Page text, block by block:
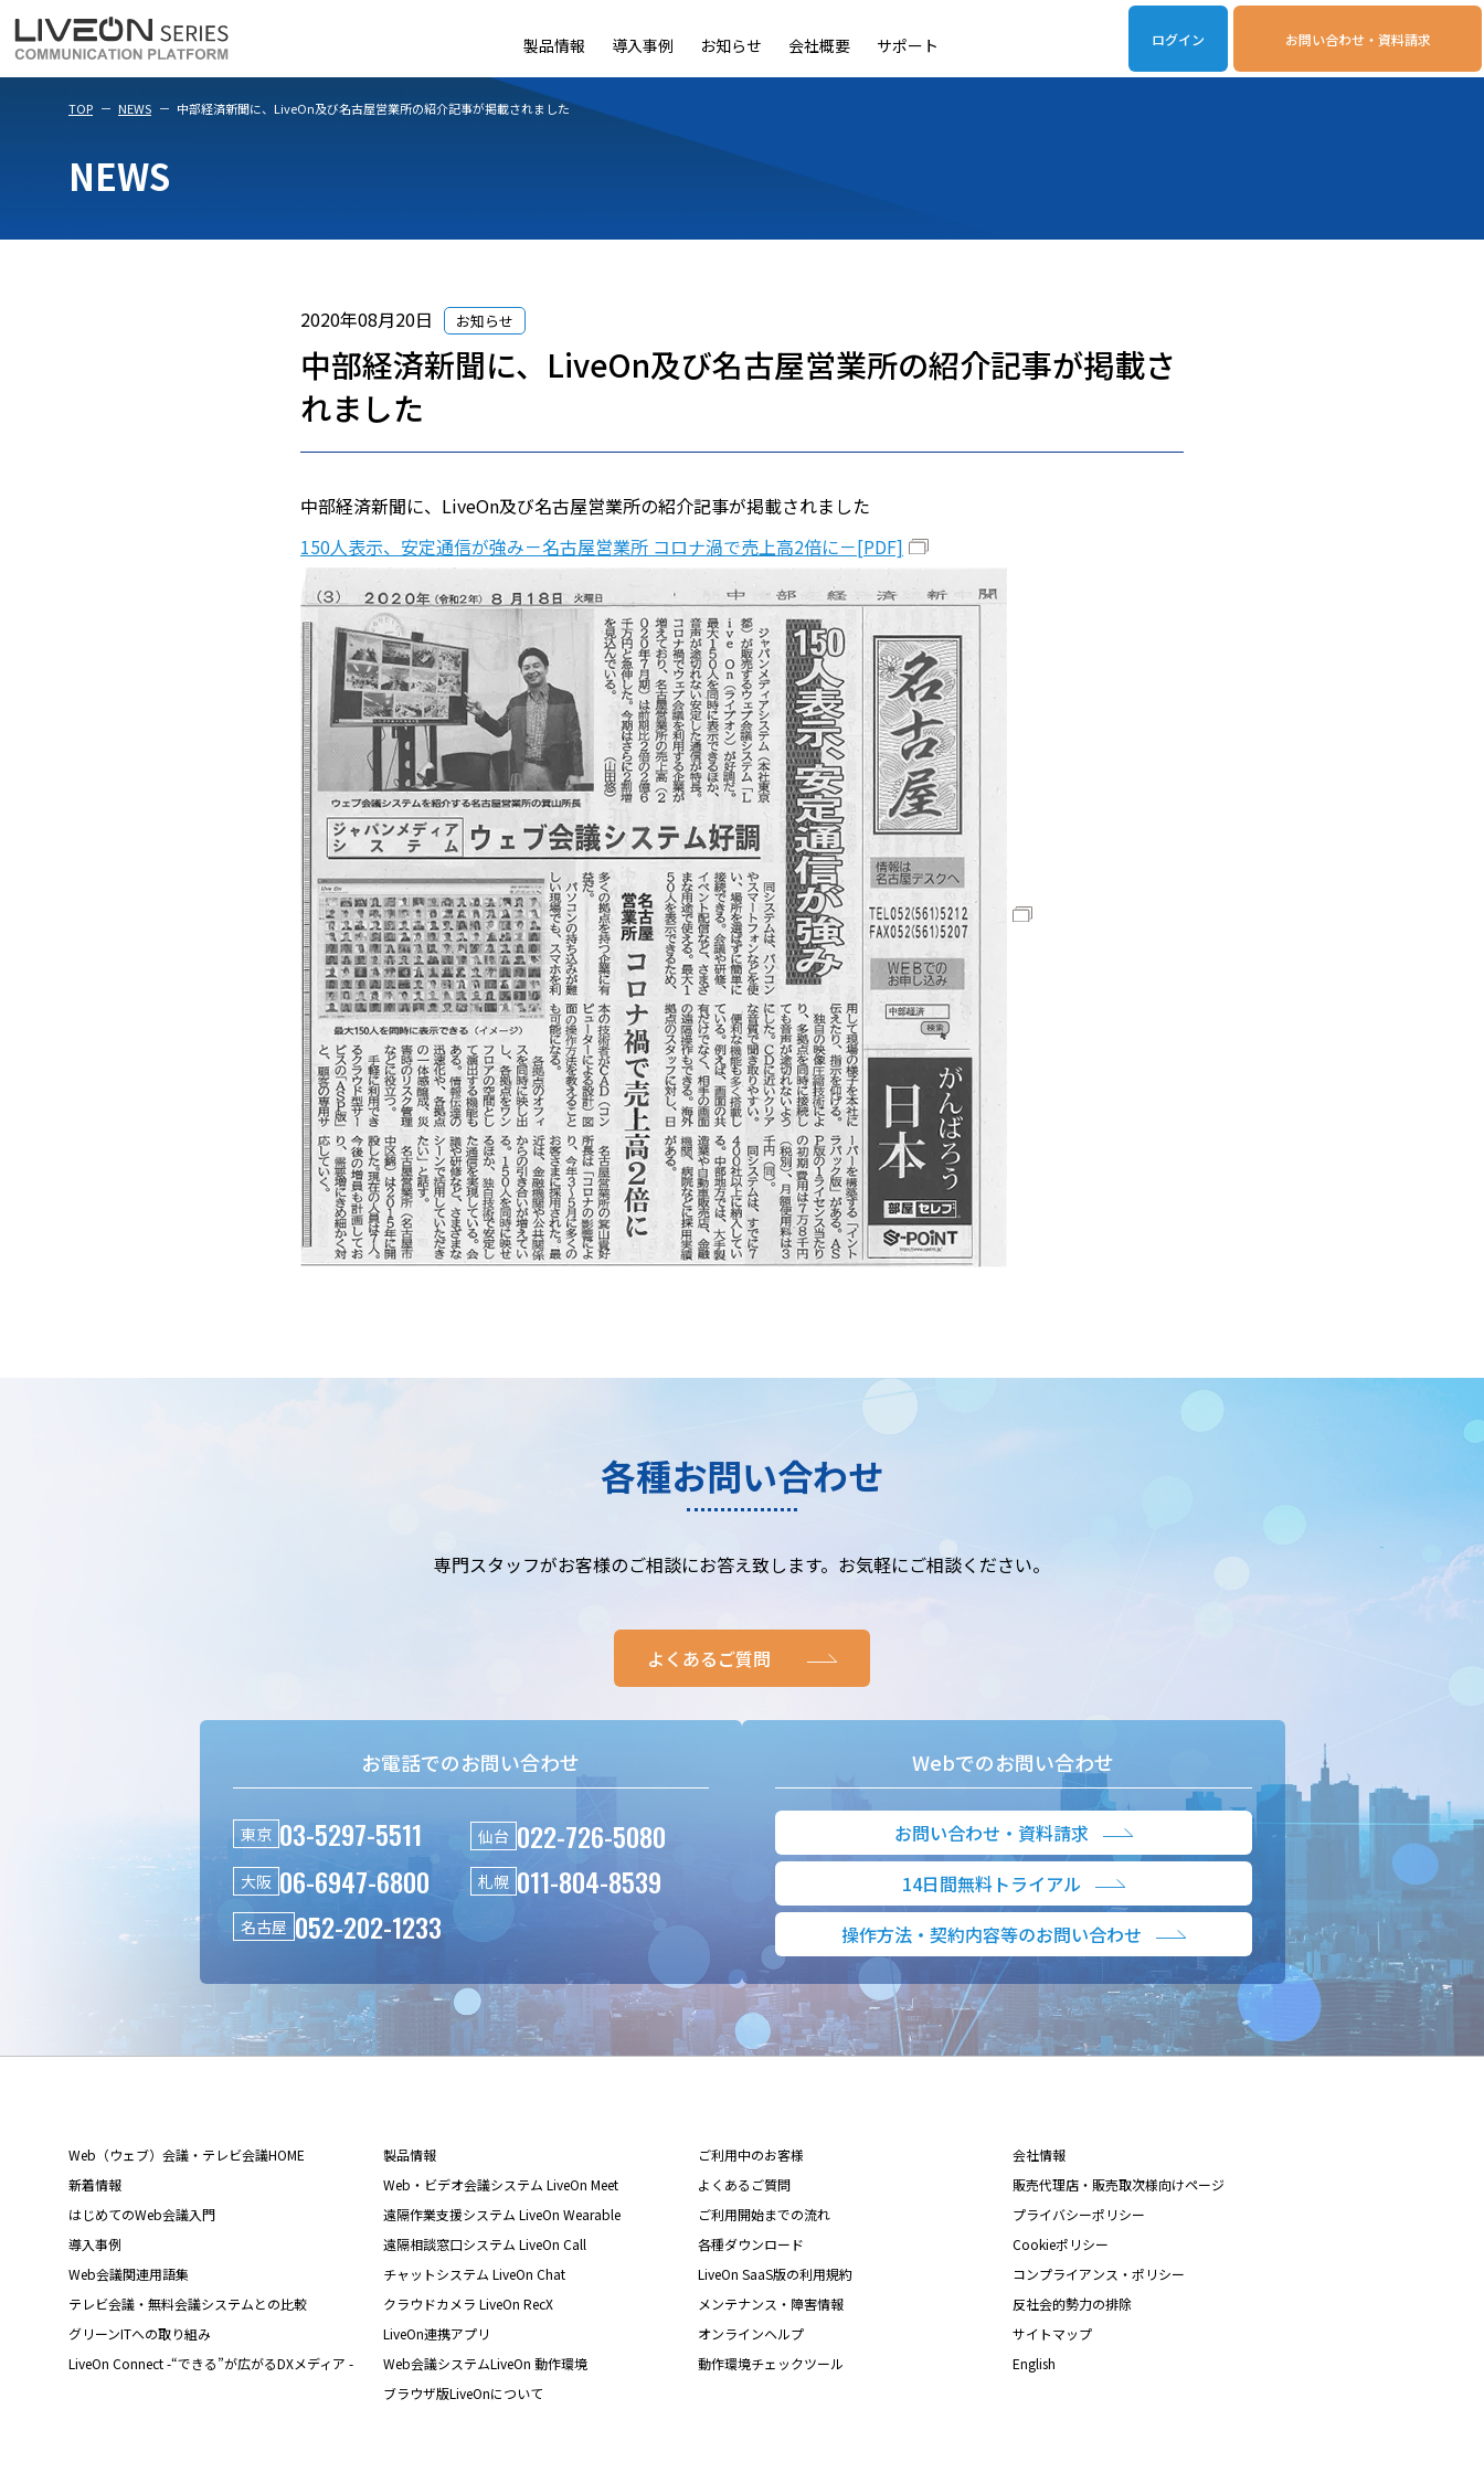
ログイン お問い合わせ・資料請求
製品情報
LiveOn MeetLiveOn Wearable LiveOn Nano
導入事例 お知らせ 会社概要 サポート
TOP NEWS 中部経済新聞に、LiveOn及び名古屋営業所の紹介記事が掲載されました
NEWS
2020年08月20日 お知らせ
中部経済新聞に、LiveOn及び名古屋営業所の紹介記事が掲載さ
れました
中部経済新聞に、LiveOn及び名古屋営業所の紹介記事が掲載されました
150人表示、安定通信が強み－名古屋営業所 コロナ渦で売上高2倍に－[PDF]
各種お問い合わせ
専門スタッフがお客様のご相談にお答え致します。お気軽にご相談ください。
よくあるご質問
お電話でのお問い合わせ
東京 03-5297-5511 仙台 022-726-5080
大阪 06-6947-6800 札幌 011-804-8539
名古屋 052-202-1233
Webでのお問い合わせ
お問い合わせ・資料請求
14日間無料トライアル
操作方法・契約内容等のお問い合わせ
Web（ウェブ）会議・テレビ会議HOME
新着情報
はじめてのWeb会議入門
導入事例
Web会議関連用語集
テレビ会議・無料会議システムとの比較
グリーンITへの取り組み
LiveOn Connect -“できる”が広がるDXメディア -
製品情報
Web・ビデオ会議システム LiveOn Meet
遠隔作業支援システム LiveOn Wearable
遠隔相談窓口システム LiveOn Call
チャットシステム LiveOn Chat
クラウドカメラ LiveOn RecX
LiveOn連携アプリ
Web会議システムLiveOn 動作環境
ブラウザ版LiveOnについて
ご利用中のお客様
よくあるご質問
ご利用開始までの流れ
各種ダウンロード
LiveOn SaaS版の利用規約
メンテナンス・障害情報
オンラインヘルプ
動作環境チェックツール
会社情報
販売代理店・販売取次様向けページ
プライバシーポリシー
Cookieポリシー
コンプライアンス・ポリシー
反社会的勢力の排除
サイトマップ
English